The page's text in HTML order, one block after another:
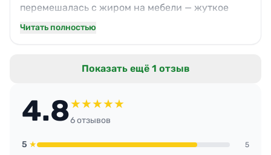
перемешалась с жиром на мебели — жуткое
зрелище. Команда приехала быстро, убрали всё
как после ремонта. Гарантия на просушку
Читать полностью
Показать ещё 1 отзыв
4.8★★★★★
6 отзывов
5 ★ 5